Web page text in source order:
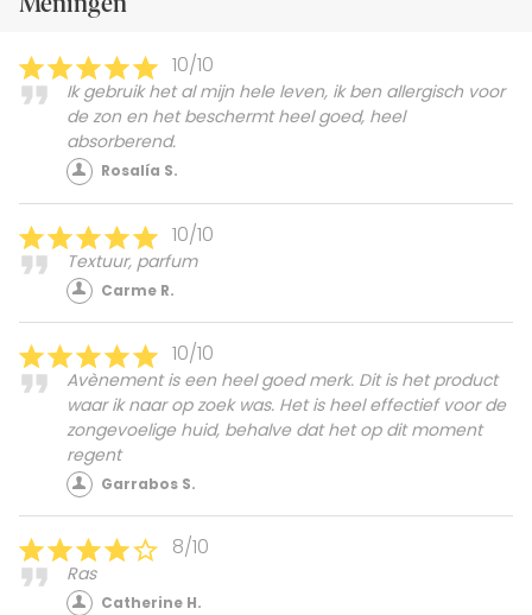
samenstelling van het product te controleren
10/10
Ik gebruik het al mijn hele leven, ik ben allergisch voor
de zon en het beschermt heel goed, heel
absorberend.
Rosalía S.
10/10
Textuur, parfum
Carme R.
10/10
Avènement is een heel goed merk. Dit is het product
waar ik naar op zoek was. Het is heel effectief voor de
zongevoelige huid, behalve dat het op dit moment
regent
Garrabos S.
8/10
Ras
Catherine H.